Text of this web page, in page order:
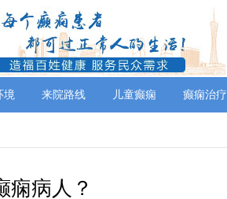
境 来院路线 儿童癫痫 癫痫治疗
痫病人？